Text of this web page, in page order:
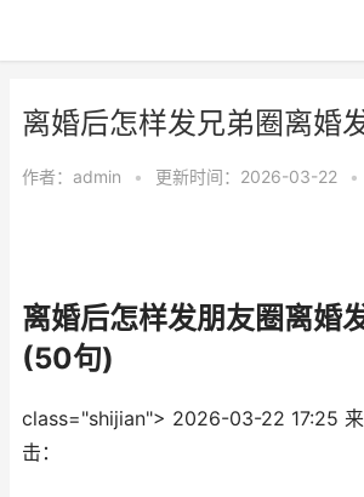
离婚后怎样发兄弟圈离婚
作者： admin • 更新时间：2026-03-22 •
离婚后怎样发朋友圈离婚
(50句)
class="shijian"> 2026-03-22 17:25
击：